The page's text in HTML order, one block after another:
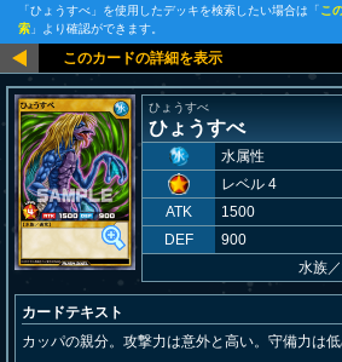
「ひょうすべ」を使用したデッキを検索したい場合は「こ
索 」より確認ができます。
ひょうすべ
ひょうすべ
水属性
レベル 4
ATK
1500
DEF
900
水族／
カードテキスト
カッパの親分。攻撃力は意外と高い。守備力は低